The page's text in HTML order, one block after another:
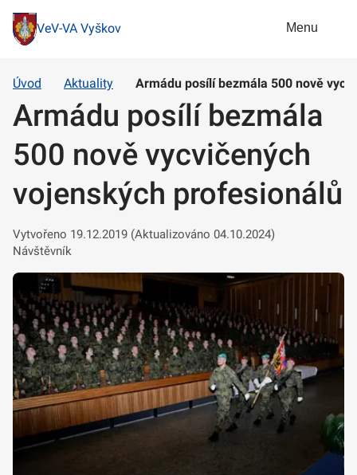
VeV-VA Vyškov Menu
Úvod Aktuality Armádu posílí bezmála 500 nově
Armádu posílí bezmála
500 nově vycvičených
vojenských profesionálů
Vytvořeno 19.12.2019 (Aktualizováno 04.10.2024)
Návštěvník